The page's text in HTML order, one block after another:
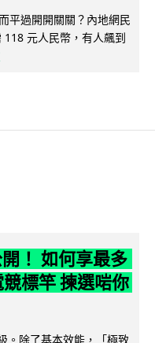
平過開開關關？內地網民
元人民幣，有人飆到
！ 如何享最多
標竿 揀選啱你
。除了基本效能，「極致